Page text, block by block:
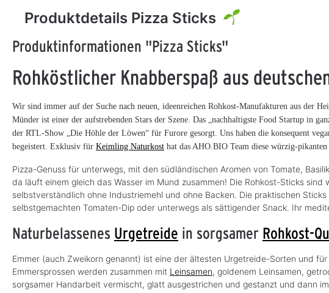
Produktdetails Pizza Sticks
Produktinformationen "Pizza Sticks"
Rohköstlicher Knabberspaß aus
Wir sind immer auf der Suche nach neuen, ideenreichen Rohkost-Manufakturen aus der
Münder ist einer der aufstrebenden Stars der Szene. Das „nachhaltigste Food Startup in
der RTL-Show „Die Höhle der Löwen“ für Furore gesorgt. Uns haben die konsequent
begeistert. Exklusiv für Keimling Naturkost hat das AHO.BIO Team diese würzig-
Pizza-Genuss für unterwegs, mit den südländischen Aromen von Tomate,
da läuft einem gleich das Wasser im Mund zusammen! Die Rohkost-Sticks
selbstverständlich ohne Industriemehl und ohne Backen. Die praktischen
selbstgemachten Tomaten-Dip oder unterwegs als sättigender Snack. Ihr
Naturbelassenes Urgetreide in sorgsamer Rohkost-
Emmer (auch Zweikorn genannt) ist eine der ältesten Urgetreide-Sorten und
Emmersprossen werden zusammen mit Leinsamen, goldenem Leinsamen,
sorgsamer Handarbeit vermischt, glatt ausgestrichen und gestanzt und dann